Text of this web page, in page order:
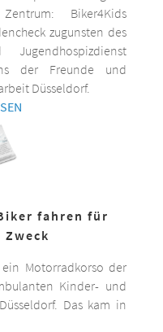
Biker4Kids
zugunsten des
der Freunde und
Düsseldorf.
fahren für
ein Motorradkorso der
Kinder- und
Das kam in